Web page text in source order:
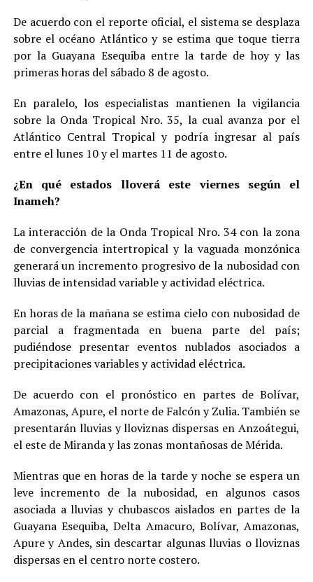
De acuerdo con el reporte oficial, el sistema se desplaza
sobre el océano Atlántico y se estima que toque tierra
por la Guayana Esequiba entre la tarde de hoy y las
primeras horas del sábado 8 de agosto.
En paralelo, los especialistas mantienen la vigilancia
sobre la Onda Tropical Nro. 35, la cual avanza por el
Atlántico Central Tropical y podría ingresar al país
entre el lunes 10 y el martes 11 de agosto.
¿En qué estados lloverá este viernes según el
Inameh?
La interacción de la Onda Tropical Nro. 34 con la zona
de convergencia intertropical y la vaguada monzónica
generará un incremento progresivo de la nubosidad con
lluvias de intensidad variable y actividad eléctrica.
En horas de la mañana se estima cielo con nubosidad de
parcial a fragmentada en buena parte del país;
pudiéndose presentar eventos nublados asociados a
precipitaciones variables y actividad eléctrica.
De acuerdo con el pronóstico en partes de Bolívar,
Amazonas, Apure, el norte de Falcón y Zulia. También se
presentarán lluvias y lloviznas dispersas en Anzoátegui,
el este de Miranda y las zonas montañosas de Mérida.
Mientras que en horas de la tarde y noche se espera un
leve incremento de la nubosidad, en algunos casos
asociada a lluvias y chubascos aislados en partes de la
Guayana Esequiba, Delta Amacuro, Bolívar, Amazonas,
Apure y Andes, sin descartar algunas lluvias o lloviznas
dispersas en el centro norte costero.